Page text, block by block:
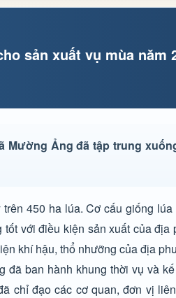
sản xuất vụ mùa năm
Ảng đã tập trung
450 ha lúa. Cơ cấu giống
với điều kiện sản xuất của
khí hậu, thổ nhưỡng của địa
ban hành khung thời vụ và
chỉ đạo các cơ quan, đơn vị